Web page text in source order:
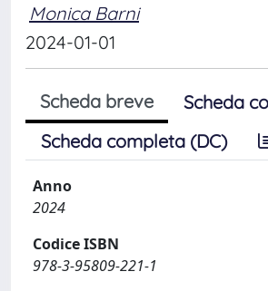
Monica Barni
2024-01-01
Scheda breve
Scheda
Scheda completa (DC)
Anno
2024
Codice ISBN
978-3-95809-221-1